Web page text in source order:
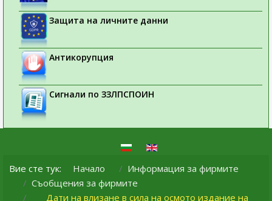
Защита на личните данни
Антикорупция
Сигнали по ЗЗЛПСПОИН
Вие сте тук: Начало
Информация за фирмите
Съобщения за фирмите
Дати на влизане в сила на осмото издание на